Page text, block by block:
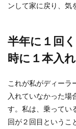
ンして家に戻り、気
半年に１回
時に１本入
これが私がディーラ
入れていなかった場
す。私は、乗ってい
回が２回目というこ